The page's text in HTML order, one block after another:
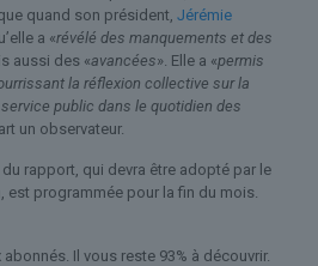
quand son président, Jérémie
a «révélé des manquements et des
aussi des «avancées». Elle a «permis
la réflexion collective sur la
service public dans le quotidien des
un observateur.
rapport, qui devra être adopté par le
est programmée pour la fin du mois.
abonnés. Il vous reste 93% à découvrir.